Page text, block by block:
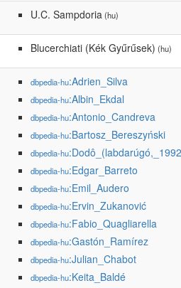
U.C. Sampdoria(hu)
Blucerchiati (Kék Gyűrűsek) (hu)
dbpedia-hu:Adrien_Silva
dbpedia-hu:Albin_Ekdal
dbpedia-hu:Antonio_Candreva
dbpedia-hu:Bartosz_Bereszyński
dbpedia-hu
dbpedia-hu:Edgar_Barreto
dbpedia-hu:Emil_Audero
dbpedia-hu:Ervin_Zukanović
dbpedia-hu:Fabio_Quagliarella
dbpedia-hu:Gastón_Ramírez
dbpedia-hu:Julian_Chabot
dbpedia-hu:Keita_Baldé